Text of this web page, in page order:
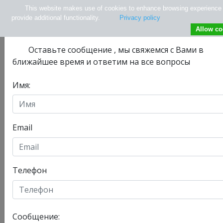
info@tlv.hospital
Главная
Не нашли нужной информации ?
Оставьте сообщениe , мы свяжемся с Вами в
ближайшее время и ответим на все вопросы
Имя:
Email
Телефон
Сообщение:
This website makes use of cookies to enhance browsing experience
provide additional functionality.
Privacy policy
Allow